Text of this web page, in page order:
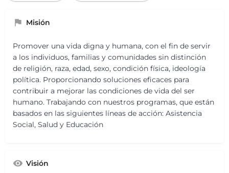
Misión
Promover una vida digna y humana, con el fin de servir
a los individuos, familias y comunidades sin distinción
de religión, raza, edad, sexo, condición física, ideología
política. Proporcionando soluciones eficaces para
contribuir a mejorar las condiciones de vida del ser
humano. Trabajando con nuestros programas, que están
basados en las siguientes líneas de acción: Asistencia
Social, Salud y Educación
Visión